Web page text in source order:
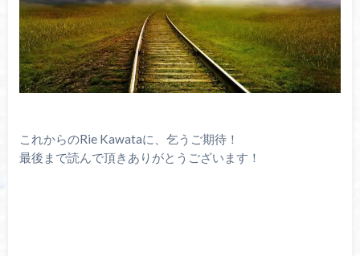
これからのRie Kawataに、乞うご期待！
最後まで読んで頂きありがとうございます！